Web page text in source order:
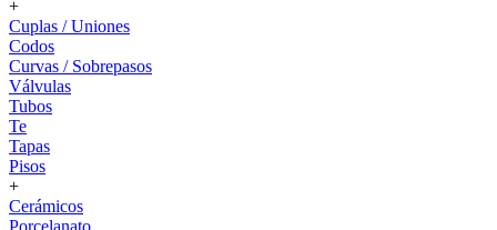
+
Cuplas / Uniones
Codos
Curvas / Sobrepasos
Válvulas
Tubos
Te
Tapas
Pisos
+
Cerámicos
Porcelanato